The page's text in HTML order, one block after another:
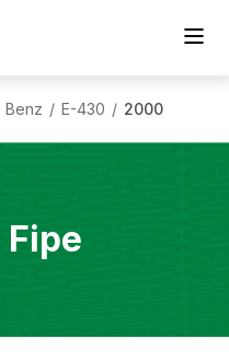
Benz / E-430 / 2000